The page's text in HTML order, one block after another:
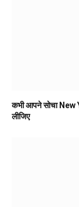
कभी आपने सोचा New
लीजिए